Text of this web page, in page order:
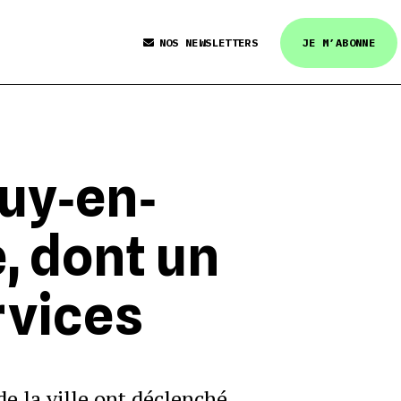
NOS NEWSLETTERS JE M’ABONNE
dont un